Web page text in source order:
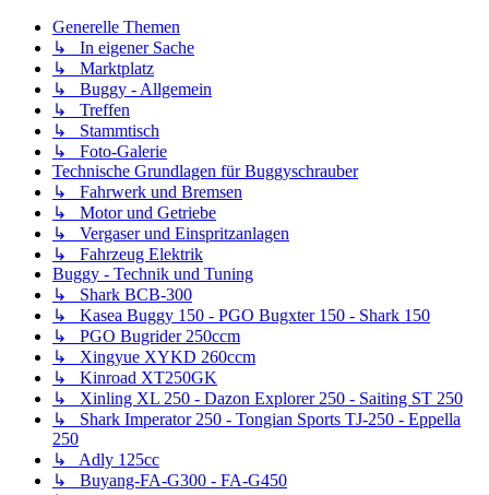
Generelle Themen
↳ In eigener Sache
↳ Marktplatz
↳ Buggy - Allgemein
↳ Treffen
↳ Stammtisch
↳ Foto-Galerie
Technische Grundlagen für Buggyschrauber
↳ Fahrwerk und Bremsen
↳ Motor und Getriebe
↳ Vergaser und Einspritzanlagen
↳ Fahrzeug Elektrik
Buggy - Technik und Tuning
↳ Shark BCB-300
↳ Kasea Buggy 150 - PGO Bugxter 150 - Shark 150
↳ PGO Bugrider 250ccm
↳ Xingyue XYKD 260ccm
↳ Kinroad XT250GK
↳ Xinling XL 250 - Dazon Explorer 250 - Saiting ST 250
↳ Shark Imperator 250 - Tongian Sports TJ-250 - Eppella
250
↳ Adly 125cc
↳ Buyang-FA-G300 - FA-G450